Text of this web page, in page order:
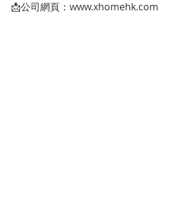
📩公司網頁：www.xhomehk.com